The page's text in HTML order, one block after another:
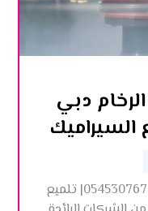
دبي
شركة جلي وتلميع الرخام دبي |0545307678| تلميع